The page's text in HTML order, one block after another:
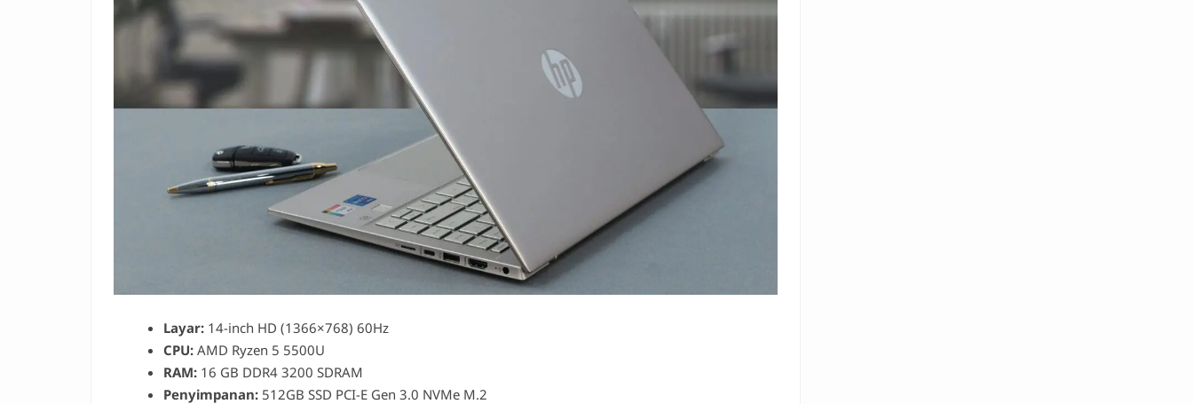
Layar: 14-inch HD (1366×768) 60Hz
CPU: AMD Ryzen 5 5500U
RAM: 16 GB DDR4 3200 SDRAM
Penyimpanan: 512GB SSD PCI-E Gen 3.0 NVMe M.2